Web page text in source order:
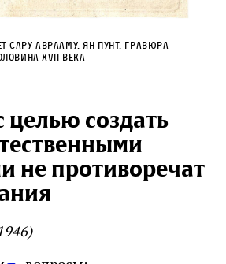
Сару Аврааму. Ян Пунт. Гравюра
XVII века
целью создать
не противоречат